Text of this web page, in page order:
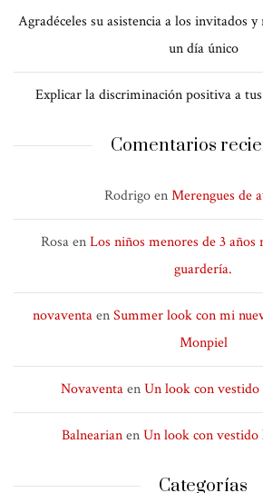
Agradéceles su asistencia a los invitados
un día único
Explicar la discriminación positiva a
Comentarios
RodrigoenMerengues de
RosaenLos niños menores de 3 años
guardería.
novaventaenSummer look con mi
Monpiel
NovaventaenUn look con vestido
BalnearianenUn look con vestido
Categorías